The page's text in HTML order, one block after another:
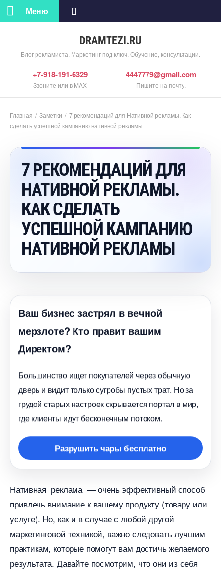
DRAMTEZI.RU
Блог рекламиста. Маркетинг под ключ. Обучение, консультации.
Меню
+7-918-191-6329
Звоните или в MAX
4447779@gmail.com
Пишите на почту.
Главная / Заметки / 7 рекомендаций для Нативной рекламы. Как
сделать успешной кампанию нативной рекламы
7 РЕКОМЕНДАЦИЙ ДЛЯ
НАТИВНОЙ РЕКЛАМЫ.
КАК СДЕЛАТЬ
УСПЕШНОЙ КАМПАНИЮ
НАТИВНОЙ РЕКЛАМЫ
аш бизнес застрял в вечной
мерзлоте? Кто правит вашим
Директом?
Большинство ищет покупателей через обычную
дверь и видит только сугробы пустых трат. Но за
рудой старых настроек скрывается портал в мир,
де клиенты идут бесконечным потоком.
Разрушить чары бесплатно
Нативная реклама — очень эффективный спосо
привлечь внимание к вашему продукту (товару или
услуге). Но, как и в случае с любой другой
маркетинговой техникой, важно следовать лучшим
практикам, которые помогут вам достичь желаемого
результата. Давайте посмотрим, что они из себя